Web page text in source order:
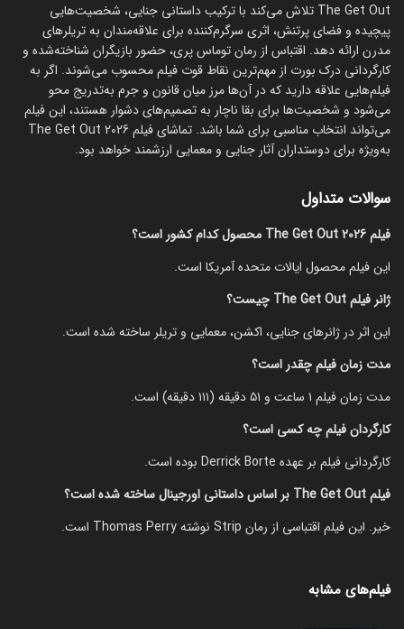
The Get Out تلاش می‌کند با ترکیب داستانی جنایی، شخصیت‌هایی
پیچیده و فضای پرتنش، اثری سرگرم‌کننده برای علاقه‌مندان به تریلرهای
مدرن ارائه دهد. اقتباس از رمان توماس پری، حضور بازیگران شناخته‌شده و
کارگردانی درک بورت از مهم‌ترین نقاط قوت فیلم محسوب می‌شوند. اگر به
فیلم‌هایی علاقه دارید که در آن‌ها مرز میان قانون و جرم به‌تدریج محو
می‌شود و شخصیت‌ها برای بقا ناچار به تصمیم‌های دشوار هستند، این فیلم
می‌تواند انتخاب مناسبی برای شما باشد. تماشای فیلم The Get Out 2026
به‌ویژه برای دوستداران آثار جنایی و معمایی ارزشمند خواهد بود.
سوالات متداول
فیلم The Get Out 2026 محصول کدام کشور است؟
این فیلم محصول ایالات متحده آمریکا است.
ژانر فیلم The Get Out چیست؟
این اثر در ژانرهای جنایی، اکشن، معمایی و تریلر ساخته شده است.
مدت زمان فیلم چقدر است؟
مدت زمان فیلم ۱ ساعت و ۵۱ دقیقه (۱۱۱ دقیقه) است.
کارگردان فیلم چه کسی است؟
کارگردانی فیلم بر عهده Derrick Borte بوده است.
فیلم The Get Out بر اساس داستانی اورجینال ساخته شده است؟
خیر. این فیلم اقتباسی از رمان Strip نوشته Thomas Perry است.
فیلم‌های مشابه